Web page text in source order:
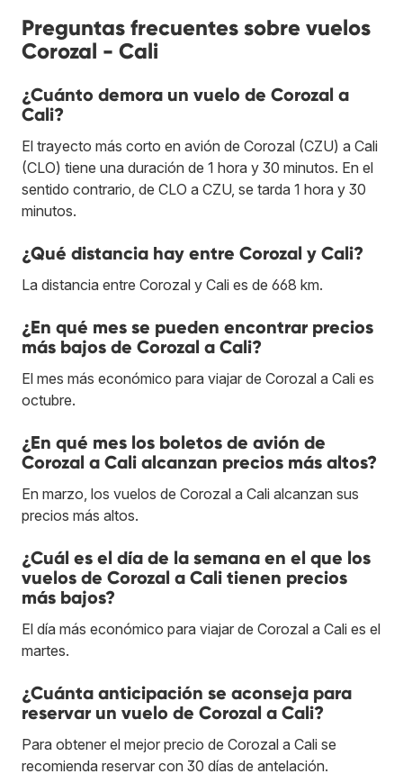
Preguntas frecuentes sobre vuelos
Corozal - Cali
¿Cuánto demora un vuelo de Corozal a
Cali?
El trayecto más corto en avión de Corozal (CZU) a Cali
(CLO) tiene una duración de 1 hora y 30 minutos. En el
sentido contrario, de CLO a CZU, se tarda 1 hora y 30
minutos.
¿Qué distancia hay entre Corozal y Cali?
La distancia entre Corozal y Cali es de 668 km.
¿En qué mes se pueden encontrar precios
más bajos de Corozal a Cali?
El mes más económico para viajar de Corozal a Cali es
octubre.
¿En qué mes los boletos de avión de
Corozal a Cali alcanzan precios más altos?
En marzo, los vuelos de Corozal a Cali alcanzan sus
precios más altos.
¿Cuál es el día de la semana en el que los
vuelos de Corozal a Cali tienen precios
más bajos?
El día más económico para viajar de Corozal a Cali es el
martes.
¿Cuánta anticipación se aconseja para
reservar un vuelo de Corozal a Cali?
Para obtener el mejor precio de Corozal a Cali se
recomienda reservar con 30 días de antelación.